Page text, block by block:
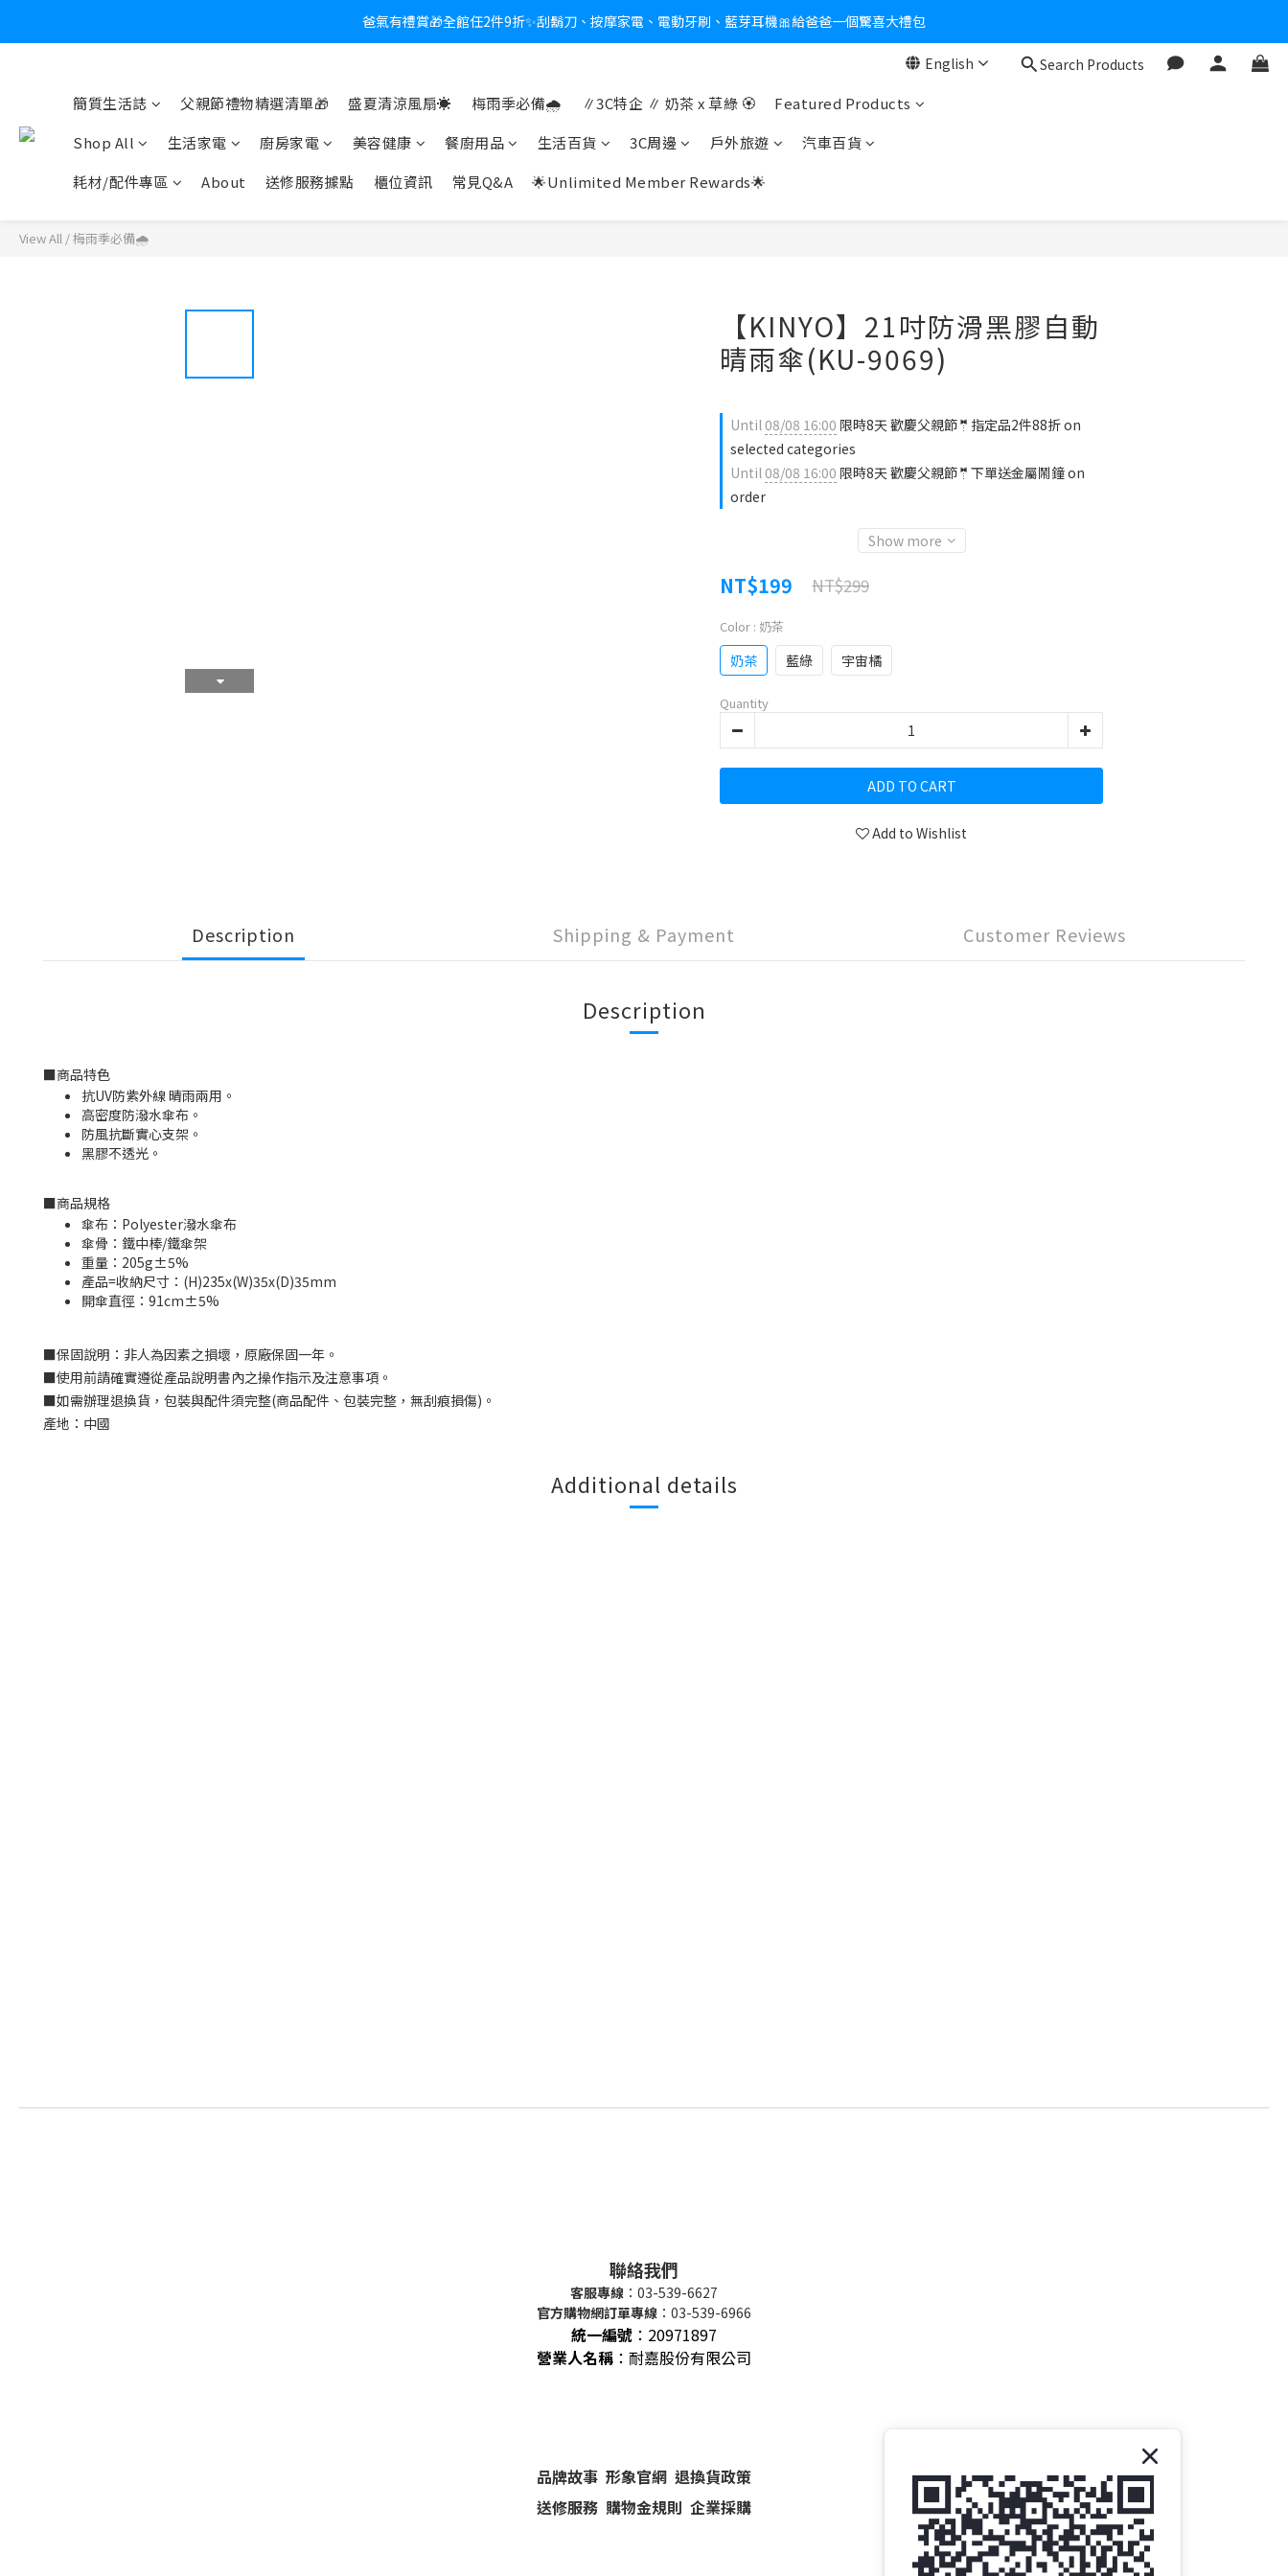
新會員送$100購物金✨再享消費回饋無極限
爸氣有禮賞🎁全館任2件9折✨刮鬍刀、按摩家電、電動牙刷、藍芽耳機🎀給爸爸一個驚喜大禮包
新會員送$100購物金✨再享消費回饋無極限
English Search Products
簡質生活誌 父親節禮物精選清單🎁 盛夏清涼風扇☀️ 梅雨季必備🌧️ ∥3C特企 ∥ 奶茶 x 草綠 🏵
Featured Products
Shop All
生活家電 廚房家電 美容健康 餐廚用品 生活百貨 3C周邊 戶外旅遊
汽車百貨
耗材/配件專區
About 送修服務據點 櫃位資訊 常見Q&A 🌟Unlimited Member Rewards🌟
View All /梅雨季必備🌧️
【KINYO】21吋防滑黑膠自動
晴雨傘(KU-9069)
Until08/08 16:00 限時8天 歡慶父親節🤵指定品2件88折 on
selected categories
Until08/08 16:00 限時8天 歡慶父親節🤵下單送金屬鬧鐘 on
order
Show more
NT$199 NT$299
Color : 奶茶
奶茶 藍綠 宇宙橘
Quantity
ADD TO CART
Add to Wishlist
Description Shipping & Payment Customer Reviews
Description
■商品特色
抗UV防紫外線 晴雨兩用。
高密度防潑水傘布。
防風抗斷實心支架。
黑膠不透光。
■商品規格
傘布：Polyester潑水傘布
傘骨：鐵中棒/鐵傘架
重量：205g±5%
產品=收納尺寸：(H)235x(W)35x(D)35mm
開傘直徑：91cm±5%
■保固說明：非人為因素之損壞，原廠保固一年。
■使用前請確實遵從產品說明書內之操作指示及注意事項。
■如需辦理退換貨，包裝與配件須完整(商品配件、包裝完整，無刮痕損傷) 。
產地：中國
Additional details
聯絡我們
客服專線 ：03-539-6627
官方購物網訂單專線 ：03-539-6966
統一編號 ： 20971897
營業人名稱 ：耐嘉股份有限公司
品牌故事 形象官網 退換貨政策
送修服務 購物金規則 企業採購